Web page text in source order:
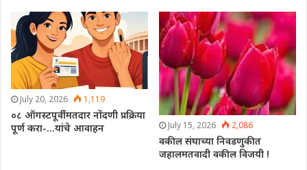
July 20, 2026 1,119
०८ ऑगस्टपूर्वी मतदार नोंदणी प्रक्रिया
पूर्ण करा-…यांचे आवाहन
July 15, 2026 2,086
वकील संघाच्या निवडणुकीत
जहालमतवादी वकील विजयी !